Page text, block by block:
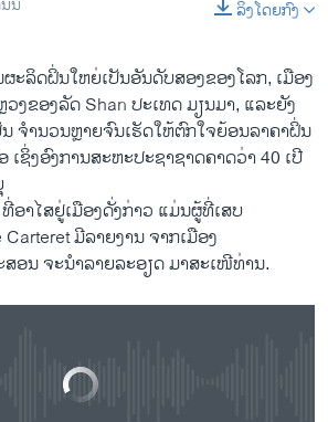
SHARE
ລິງໂດຍກົງ
ະລິດ​ຝິ່ນ​ໃຫຍ່​ເປັນອັນ​ດັບ​ສອງ​ຂອງ​ໂລກ, ​ເມືອງ
ວງ​ຂອງ​ລັດ Shan ປະ​ເທດ ມຽນມາ, ​ແລະ​ຍັງ​
ຈຳນວນ​ຫຼ​າຍ​ຈົນ​ເຮັດ​ໃຫ້​ຕົກ​ໃຈຍ້ອນລາຄາ​ຝິ່ນ​
ຊິ່ງອົງການ​ສະຫະ​ປະຊາ​ຊາດ​ຄາດ​ວ່າ 40 ​ເປີ​
ອາໄສຢູ່ເມືອງດັ່ງກ່າວ ແມ່ນຜູ້ທີ່ເສບ
ມີລາຍງານ ຈາກເມືອງ
ອນ ຈະນຳລາຍລະອຽດ ມາສະເໜີທ່ານ.
ເອລາວ
source currently available